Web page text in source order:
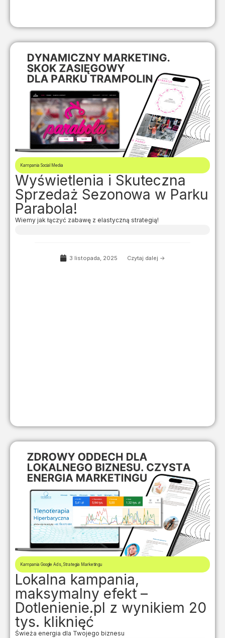
Kampania Social Media
Wyświetlenia i Skuteczna
Sprzedaż Sezonowa w Parku
Parabola!
Wiemy jak łączyć zabawę z elastyczną strategią!
3 listopada, 2025 Czytaj dalej ->
Kampania Google Ads, Strategia Marketingu
Lokalna kampania,
maksymalny efekt –
Dotlenienie.pl z wynikiem 20
tys. kliknięć
Świeża energia dla Twojego biznesu